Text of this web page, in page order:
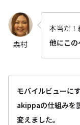
森村
本当だ！
他にこの
モバイルビューに
akippaの仕組みを
変えました。